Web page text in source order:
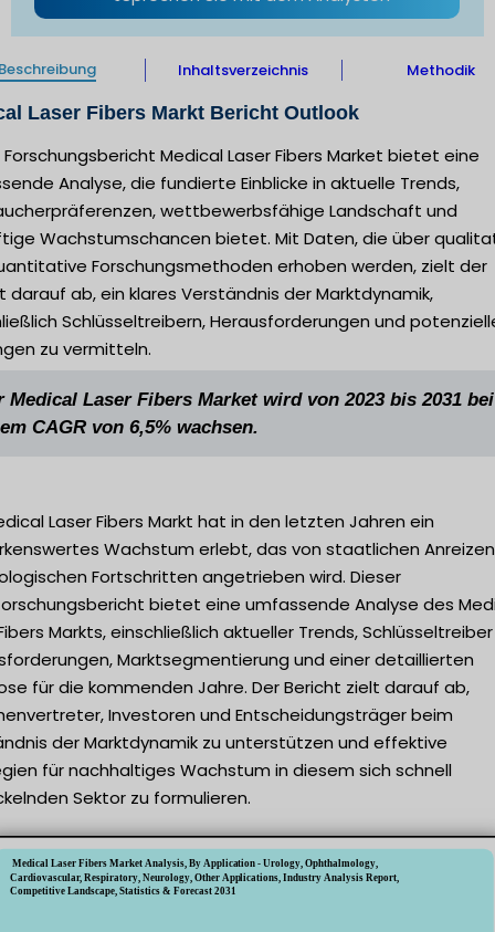
Inhaltsverzeichnis Methodik
Laser Fibers Markt Bericht Outlook
Forschungsbericht Medical Laser Fibers Market bietet eine
Analyse, die fundierte Einblicke in aktuelle Trends,
wettbewerbsfähige Landschaft und
Wachstumschancen bietet. Mit Daten, die über
Forschungsmethoden erhoben werden, zielt der
darauf ab, ein klares Verständnis der Marktdynamik,
Schlüsseltreibern, Herausforderungen und
zu vermitteln.
Medical Laser Fibers Market wird von 2023 bis 2031 bei
CAGR von 6,5% wachsen.
Laser Fibers Markt hat in den letzten Jahren ein
Wachstum erlebt, das von staatlichen
Fortschritten angetrieben wird. Dieser
bietet eine umfassende Analyse des
Markts, einschließlich aktueller Trends,
Marktsegmentierung und einer detaillierten
für die kommenden Jahre. Der Bericht zielt darauf ab,
Investoren und Entscheidungsträger beim
der Marktdynamik zu unterstützen und effektive
für nachhaltiges Wachstum in diesem sich schnell
Sektor zu formulieren.